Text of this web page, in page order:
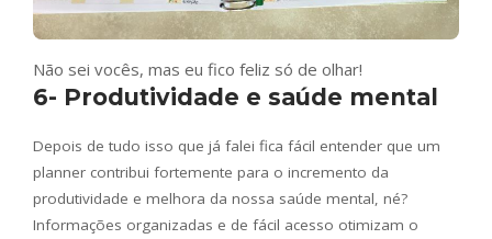
Não sei vocês, mas eu fico feliz só de olhar!
6- Produtividade e saúde mental
Depois de tudo isso que já falei fica fácil entender que um
planner contribui fortemente para o incremento da
produtividade e melhora da nossa saúde mental, né?
Informações organizadas e de fácil acesso otimizam o